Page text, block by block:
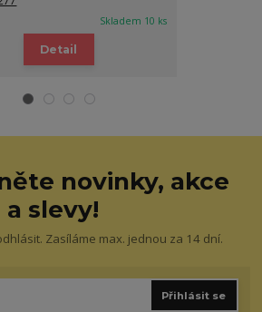
Skladem 10 ks
Detail
novinky, akce
a slevy!
Zasíláme max. jednou za 14 dní.
Přihlásit se